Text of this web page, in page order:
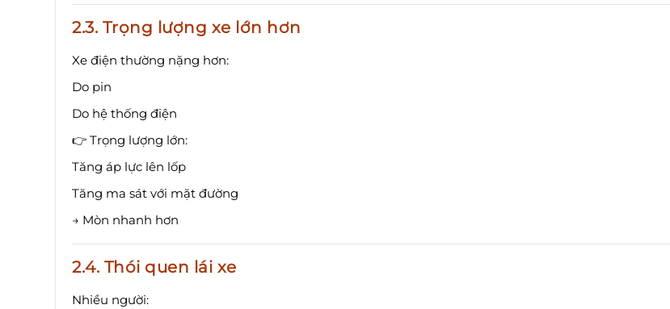
2.3. Trọng lượng xe lớn hơn
Xe điện thường nặng hơn:
Do pin
Do hệ thống điện
👉 Trọng lượng lớn:
Tăng áp lực lên lốp
Tăng ma sát với mặt đường
→ Mòn nhanh hơn
2.4. Thói quen lái xe
Nhiều người: